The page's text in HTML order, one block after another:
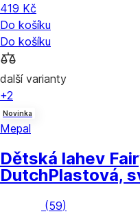
419 Kč
Do košíku
Do košíku
další varianty
+2
Novinka
Mepal
Dětská lahev
DutchPlastová,
(59)